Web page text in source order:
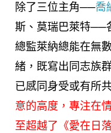
除了三位主角──喬
斯、莫瑞巴萊特──
總監萊納總能在無
緒，既寫出同志族
已感同身受或有所
意的高度，專注在
至超越了《愛在日